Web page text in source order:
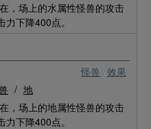
，场上的水属性怪兽的攻击
下降400点。
怪兽 效果
/ 地
，场上的地属性怪兽的攻击
下降400点。